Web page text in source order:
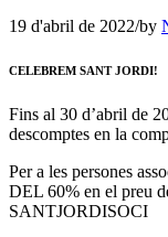
19 d'abril de 2022/by
CELEBREM SANT JORDI!
Fins al 30 d’abril de
descomptes en la
Per a les persones
DEL 60% en el preu
SANTJORDISOCI